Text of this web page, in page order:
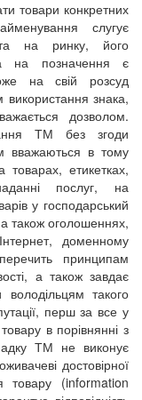
товари конкретних
слугує
на ринку, його
на позначення є
на свій розсуд
знака,
дозволом.
ТМ без згоди
вважаються в тому
етикетках,
послуг, на
у господарський
також оголошеннях,
доменному
принципам
а також завдає
такого
перш за все у
в порівнянні з
ТМ не виконує
достовірної
товару (information